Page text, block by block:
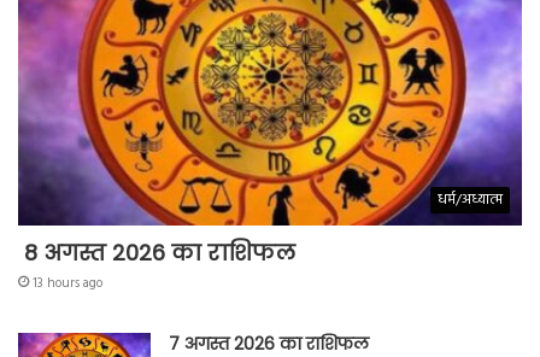
धर्म/अध्यात्म
8 अगस्त 2026 का राशिफल
13 hours ago
7 अगस्त 2026 का राशिफल